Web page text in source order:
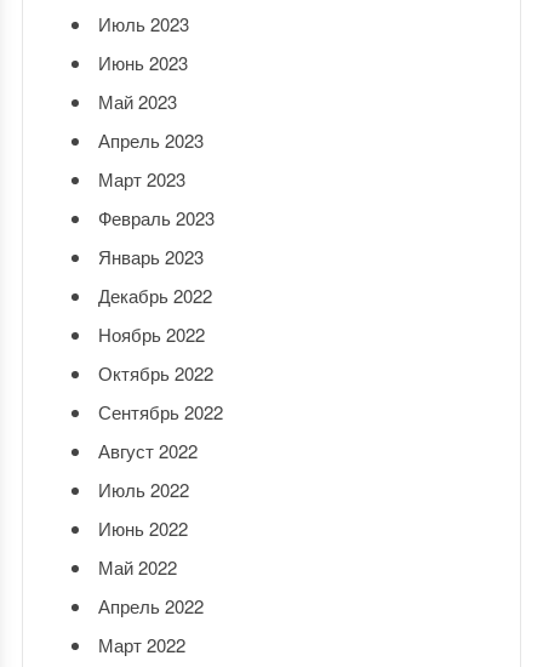
Июль 2023
Июнь 2023
Май 2023
Апрель 2023
Март 2023
Февраль 2023
Январь 2023
Декабрь 2022
Ноябрь 2022
Октябрь 2022
Сентябрь 2022
Август 2022
Июль 2022
Июнь 2022
Май 2022
Апрель 2022
Март 2022